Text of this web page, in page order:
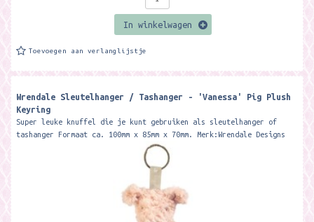
In winkelwagen
Toevoegen aan verlanglijstje
Wrendale Sleutelhanger / Tashanger - 'Vanessa' Pig Plush
Keyring
Super leuke knuffel die je kunt gebruiken als sleutelhanger of
tashanger Formaat ca. 100mm x 85mm x 70mm. Merk:Wrendale Designs